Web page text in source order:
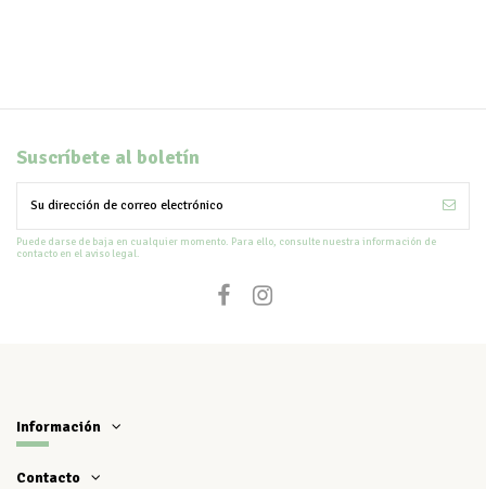
Suscríbete al boletín
Puede darse de baja en cualquier momento. Para ello, consulte nuestra información de
contacto en el aviso legal.
Información
Contacto